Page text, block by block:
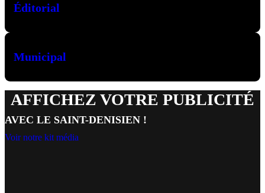
Éditorial
Municipal
AFFICHEZ VOTRE PUBLICITÉ
AVEC LE SAINT-DENISIEN !
Voir notre kit média